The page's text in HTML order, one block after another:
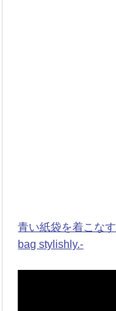
青い紙袋を着こな
bag stylishly.-